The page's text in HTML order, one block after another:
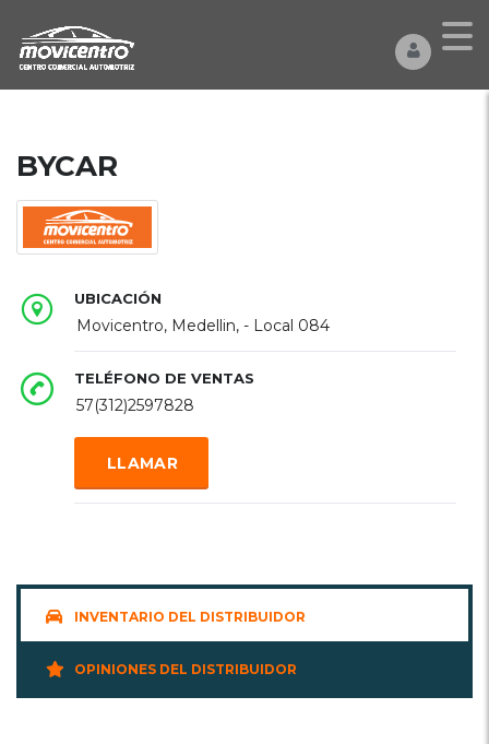
BYCAR
UBICACIÓN
Movicentro, Medellin, - Local 084
TELÉFONO DE VENTAS
57(312)2597828
LLAMAR
INVENTARIO DEL DISTRIBUIDOR
OPINIONES DEL DISTRIBUIDOR